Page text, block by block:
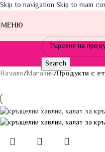
Skip to navigation Skip to main
МЕНЮ
Search
Начало/Магазин/Продукти с